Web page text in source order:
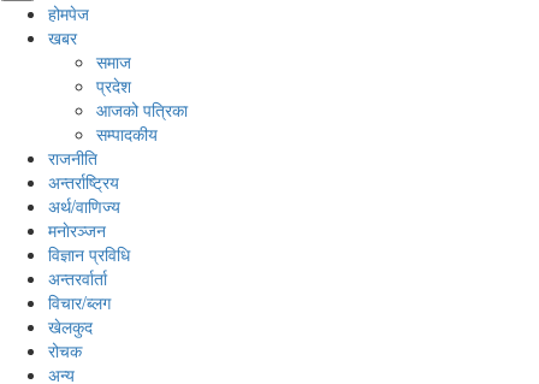
होमपेज
खबर
समाज
प्रदेश
आजको पत्रिका
सम्पादकीय
राजनीति
अन्तर्राष्ट्रिय
अर्थ/वाणिज्य
मनाेरञ्जन
विज्ञान प्रविधि
अन्तरर्वार्ता
विचार/ब्लग
खेलकुद
रोचक
अन्य